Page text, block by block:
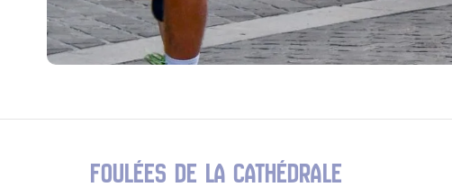
FOULÉES DE LA CATHÉDRALE​